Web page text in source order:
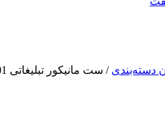
دسته‌بندی / ست مانیکور تبلیغاتی 01